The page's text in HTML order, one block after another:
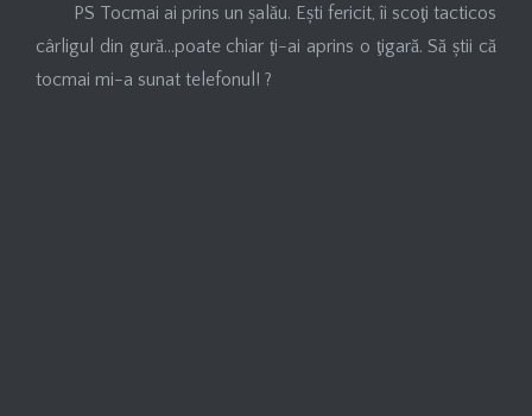
PS Tocmai ai prins un șalău. Ești fericit, îi scoţi tacticos
cârligul din gură…poate chiar ţi-ai aprins o ţigară. Să știi că
tocmai mi-a sunat telefonul! ?